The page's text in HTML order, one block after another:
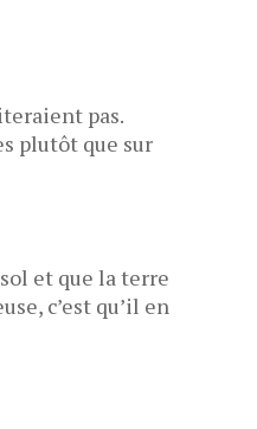
pas.
plutôt que sur
et que la terre
c’est qu’il en